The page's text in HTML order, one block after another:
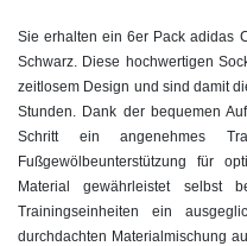
Sie erhalten ein 6er Pack adidas
Schwarz. Diese hochwertigen
zeitlosem Design und sind damit
Stunden. Dank der bequemen
Schritt ein angenehmes
Fußgewölbeunterstützung für
Material gewährleistet selbst
Trainingseinheiten ein
durchdachten Materialmischung